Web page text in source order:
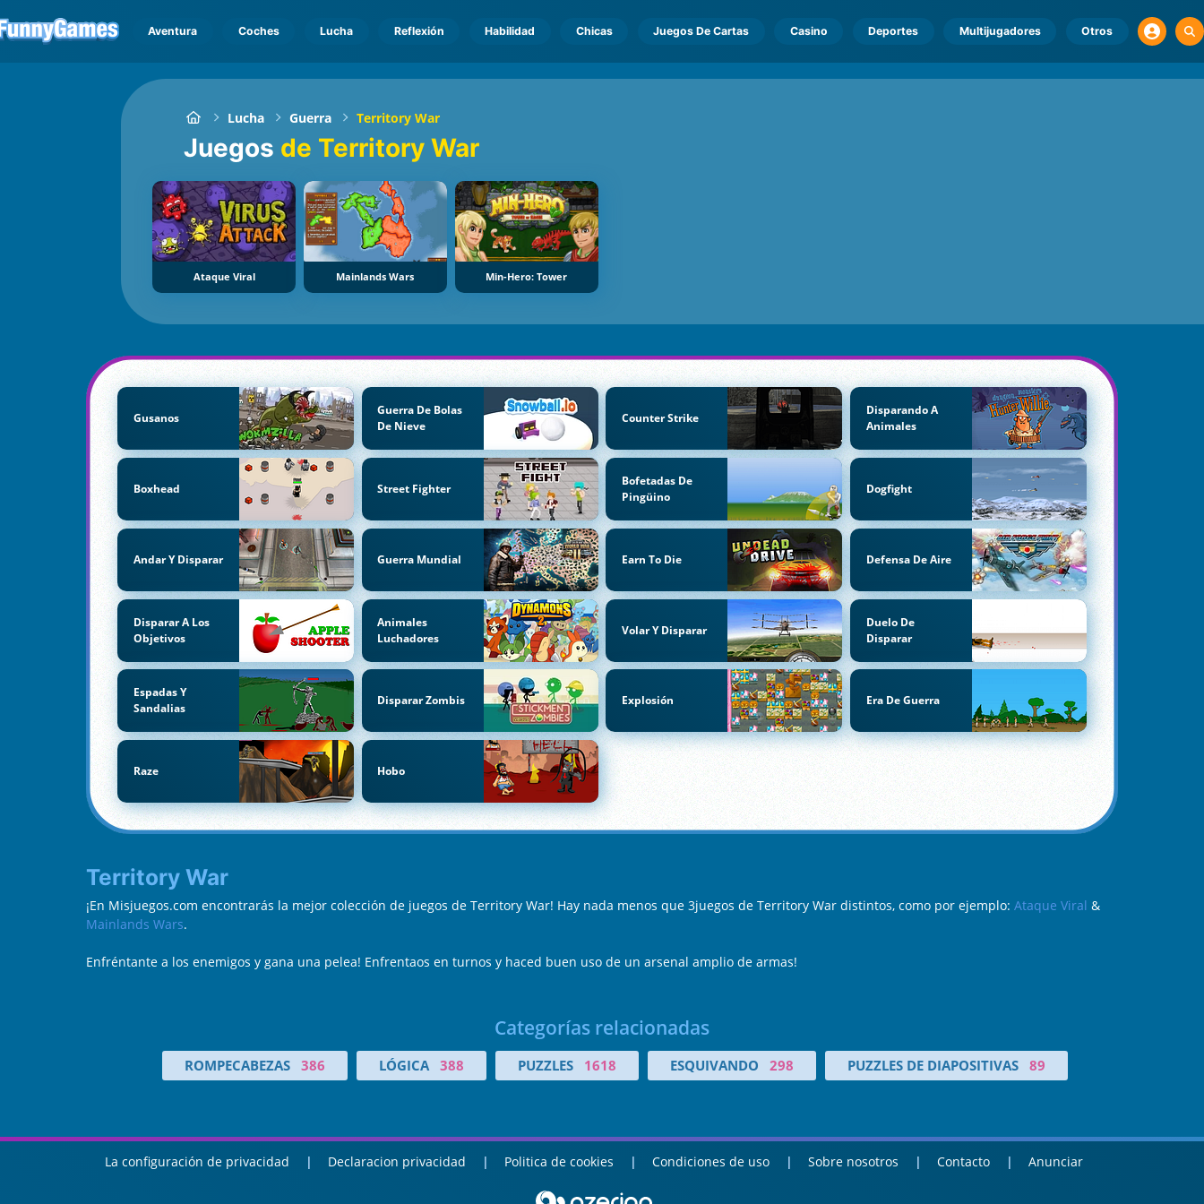
Aventura Coches Lucha Reflexión Habilidad Chicas Juegos De Cartas Casino Deportes Multijugadores Otros
Lucha Guerra Territory War
Juegos de Territory War
Ataque Viral Mainlands Wars Min-Hero: Tower
Gusanos
Guerra De Bolas
De Nieve
Counter Strike
Disparando A
Animales
Boxhead Street Fighter
Bofetadas De
Pingüino
Dogfight
Andar Y Disparar Guerra Mundial Earn To Die Defensa De Aire
Disparar A Los
Objetivos
Animales
Luchadores
Volar Y Disparar
Duelo De
Disparar
Espadas Y
Sandalias
Disparar Zombis Explosión Era De Guerra
Raze Hobo
Territory War
¡En Misjuegos.com encontrarás la mejor colección de juegos de Territory War! Hay nada menos que 3juegos de Territory War distintos, como por ejemplo: Ataque Viral &
Mainlands Wars.
Enfréntante a los enemigos y gana una pelea! Enfrentaos en turnos y haced buen uso de un arsenal amplio de armas!
Categorías relacionadas
ROMPECABEZAS 386 LÓGICA 388 PUZZLES 1618 ESQUIVANDO 298 PUZZLES DE DIAPOSITIVAS 89
La configuración de privacidad Declaracion privacidad Politica de cookies Condiciones de uso Sobre nosotros Contacto Anunciar